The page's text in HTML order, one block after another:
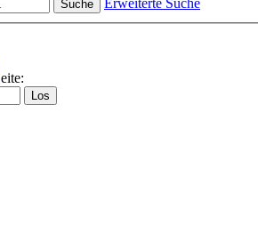
Suche
Erweiterte Suche